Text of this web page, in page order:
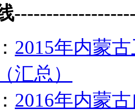
2015年内蒙
汇总）
2016年内蒙